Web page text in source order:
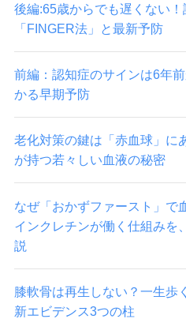
後編:65歳からでも遅くない
「FINGER法」と最新予防
前編：認知症のサインは6年
かる早期予防
老化対策の鍵は「赤血球」に
が持つ若々しい血液の秘密
なぜ「おかずファースト」で
インクレチンが働く仕組みを
説
膝軟骨は再生しない？一生歩
新エビデンス3つの柱